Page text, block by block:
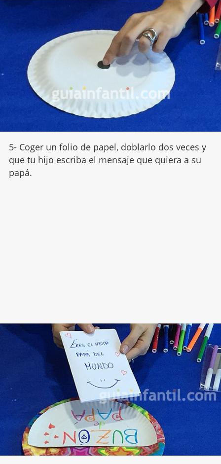
5- Coger un folio de papel, doblarlo dos veces y
que tu hijo escriba el mensaje que quiera a su
papá.